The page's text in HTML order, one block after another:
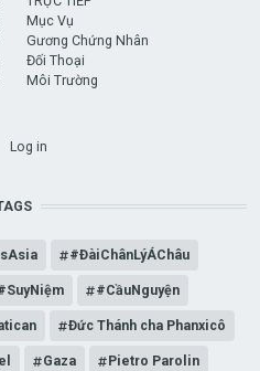
Mục Vụ
Gương Chứng Nhân
Đối Thoại
Môi Trường
Log in
#ĐàiChânLýÁChâu
#CầuNguyện
Đức Thánh cha Phanxicô
Gaza Pietro Parolin